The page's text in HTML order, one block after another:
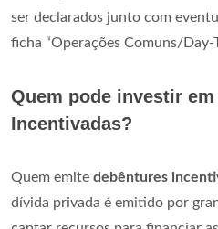
ser declarados junto com
ficha “Operações Comuns/Day-
Quem pode investir
Incentivadas?
Quem emite debêntures
dívida privada é emitido por